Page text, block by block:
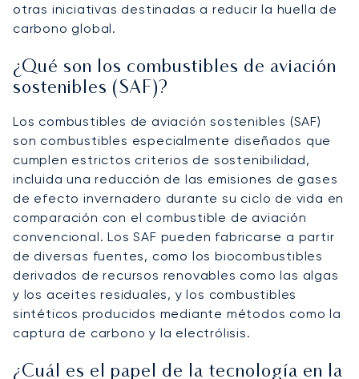
otras iniciativas destinadas a reducir la huella de
carbono global.
¿Qué son los combustibles de aviación
sostenibles (SAF)?
Los combustibles de aviación sostenibles (SAF)
son combustibles especialmente diseñados que
cumplen estrictos criterios de sostenibilidad,
incluida una reducción de las emisiones de gases
de efecto invernadero durante su ciclo de vida en
comparación con el combustible de aviación
convencional. Los SAF pueden fabricarse a partir
de diversas fuentes, como los biocombustibles
derivados de recursos renovables como las algas
y los aceites residuales, y los combustibles
sintéticos producidos mediante métodos como la
captura de carbono y la electrólisis.
¿Cuál es el papel de la tecnología en la